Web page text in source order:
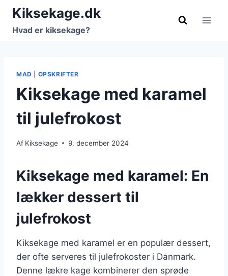
Fortsæt
indhold
Kiksekage.dk
Hvad er kiksekage?
MAD OPSKRIFTER
Kiksekage med karamel
til julefrokost
Af Kiksekage 9. december 2024
Kiksekage med karamel: En
lækker dessert til
julefrokost
Kiksekage med karamel er en populær dessert,
der ofte serveres til julefrokoster i Danmark.
Denne lækre kage kombinerer den sprøde